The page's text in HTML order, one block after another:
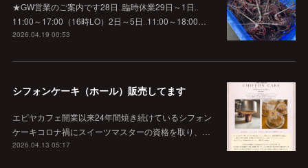
★GW営業のご案内です28日‥臨時休業29日～1日‥
11:00～17:00（16時LO）2日～5日‥11:00～18:00…
2026.04.19 00:53
シフォンケーキ（ホール）販売してます
エビヤカフェ開業以来24年間焼き続けているシフォン
ケーキコロナ禍にスイーツマスターの資格を取り、…
2026.04.13 05:17